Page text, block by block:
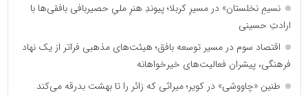
نسیمِ نخلستان» در مسیرِ کربلا؛ پیوندِ هنرِ ملیِ حصیربافی بافقی‌ها با
ارادتِ حسینی
اقتصاد سوم در مسیر توسعه بافق؛ هیئت‌های مذهبی فراتر از یک نهاد
فرهنگی، پیشران فعالیت‌های خیرخواهانه
طنین «چاووشی» در کویر؛ میراثی که زائر را تا بهشت بدرقه می‌کند